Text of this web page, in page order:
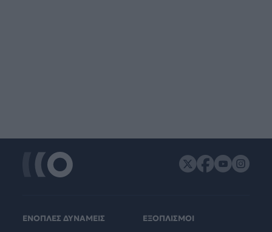
ΕΝΟΠΛΕΣ ΔΥΝΑΜΕΙΣ
ΕΞΟΠΛΙΣΜΟΙ